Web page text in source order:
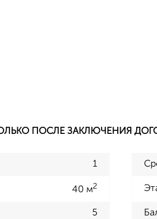
ПОСЛЕ ЗАКЛЮЧЕНИЯ
1
40 м2
5